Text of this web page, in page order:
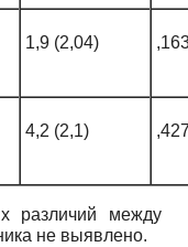
1,9 (2,04)
4,2 (2,1)
различий между
не выявлено.